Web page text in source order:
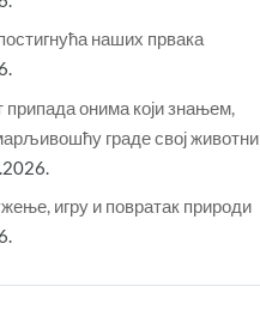
наших првака
припада онима који знањем,
граде свој животни
игру и повратак природи